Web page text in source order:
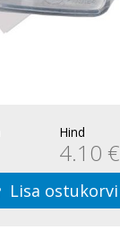
Hind
4.10 €
Lisa ostukorvi